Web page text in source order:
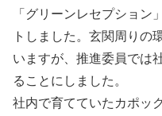
「グリーンレセプショ
トしました。玄関周りの
いますが、推進委員では
ることにしました。
社内で育てていたカポッ